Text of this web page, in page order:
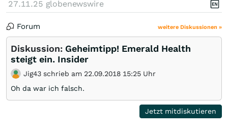
27.11.25 globenewswire
Forum weitere Diskussionen »
Diskussion: Geheimtipp! Emerald Health
steigt ein. Insider
Jig43 schrieb am 22.09.2018 15:25 Uhr
Oh da war ich falsch.
Jetzt mitdiskutieren